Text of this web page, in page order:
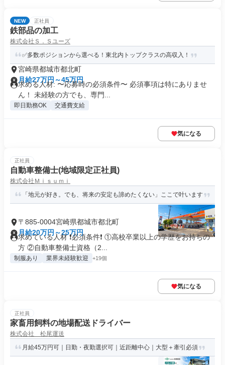
NEW 正社員
鉄部品の加工
株式会社Ｓ．Ｓユーズ
✅多数ポジションから選べる！東北内トップクラスの高収入！
宮崎県都城市都北町
月給27万円～45万円
求める人材: 〜応募時の必須条件〜 必須事項は特にありませ
ん！ 未経験の方でも、専門...
即日勤務OK 交通費支給
気になる
正社員
自動車整備士(地域限定正社員)
株式会社Ｍｉｓｕｍｉ
「地元が好き。でも、将来の安定も諦めたくない」ここで叶います
〒885-0004宮崎県都城市都北町
月給20万円～25万円
求めている人材 ❗必須条件❗ ①高校卒業以上の学歴をお持ちの
方 ②自動車整備士資格（2...
制服あり 業界未経験歓迎 +19個
気になる
正社員
家畜用飼料の地場配送ドライバー
株式会社 松尾運送
月給45万円可｜日勤・夜勤選択可｜近距離中心｜大型＋牽引必須